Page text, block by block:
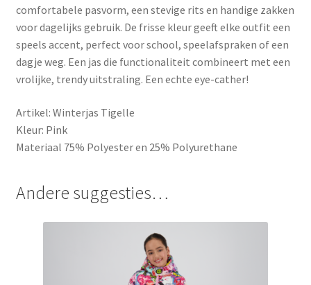
comfortabele pasvorm, een stevige rits en handige zakken
voor dagelijks gebruik. De frisse kleur geeft elke outfit een
speels accent, perfect voor school, speelafspraken of een
dagje weg. Een jas die functionaliteit combineert met een
vrolijke, trendy uitstraling. Een echte eye-cather!
Artikel: Winterjas Tigelle
Kleur: Pink
Materiaal 75% Polyester en 25% Polyurethane
Andere suggesties…